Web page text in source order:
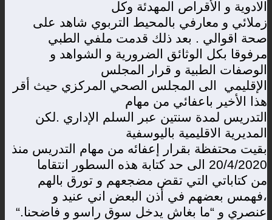
الادوية و الأقراص المهدئة وكل
زملائي و معارفي بالمحيط التربوي شاهد على
صحة اقوالي . بعد ذلك قدمت ملفي الطبي
مرفوقا بكل الوثائق الضرورية و الشواهد و
الوصفات الطبية و قرار المجلس
الإقليمي الى المجلس الصحي المركزي حيث أقر
هذا الأخير باعفائي من مهام
التدريس لمدة سنتين عبر السلم الإداري .لكن
المديرية الاقليمية باليوسفية
بقيت محتفظة بقرار إعفائه من مهام التدريس منذ
20/4/2020 الى حد كتابة هذه السطور انتقاما
من كتاباتي التي تقض مضجعهم و تورق بالهم
،فهمس بعضهم في أذن البعض اني عنيد و
عنصري و “ما بغاش يدخل سوق راسو و فاضحنا“.